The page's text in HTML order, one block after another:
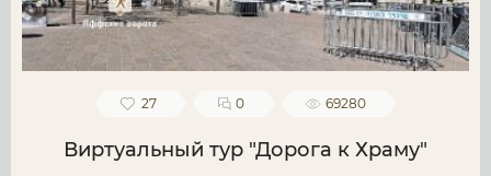
27 0 69280
Виртуальный тур "Дорога к Храму"